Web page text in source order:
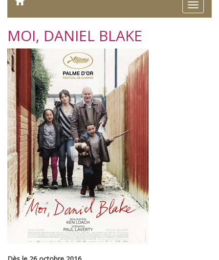
Toggle
MOI, DANIEL BLAKE